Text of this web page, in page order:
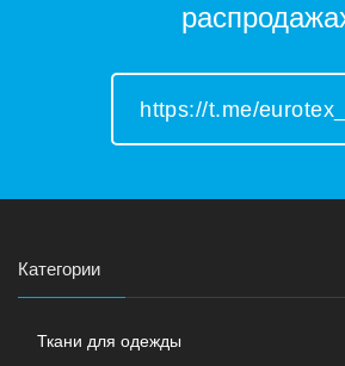
https://t.me/
Категории
Ткани для одежды